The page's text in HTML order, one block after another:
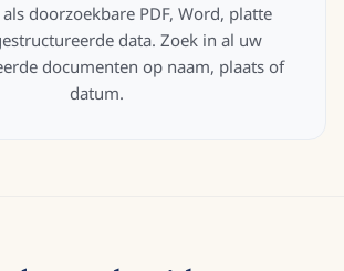
doorzoekbare PDF, Word, platte
data. Zoek in al uw
documenten op naam, plaats of
datum.